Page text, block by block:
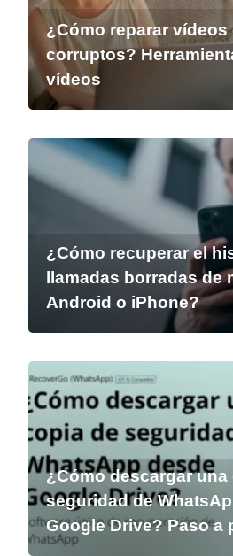
¿Cómo reparar vídeos
corruptos?
vídeos
¿Cómo recuperar el
llamadas borradas de
Android o iPhone?
¿Cómo descargar una
seguridad de
Google Drive? Paso a